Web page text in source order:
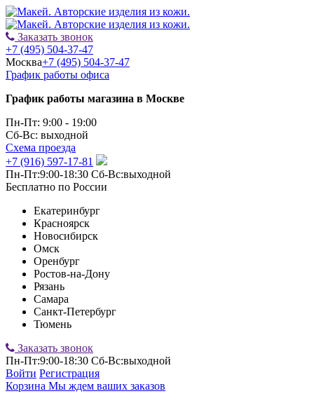
Заказать звонок
+7 (495) 504-37-47
Москва+7 (495) 504-37-47
График работы офиса
График работы магазина в Москве
Пн-Пт: 9:00 - 19:00
Сб-Вс: выходной
Схема проезда
+7 (916) 597-17-81
Пн-Пт:9:00-18:30 Сб-Вс:выходной
Бесплатно по России
Екатеринбург
Красноярск
Новосибирск
Омск
Оренбург
Ростов-на-Дону
Рязань
Самара
Санкт-Петербург
Тюмень
Заказать звонок
Пн-Пт:9:00-18:30 Сб-Вс:выходной
Войти Регистрация
Корзина Мы ждем ваших заказов